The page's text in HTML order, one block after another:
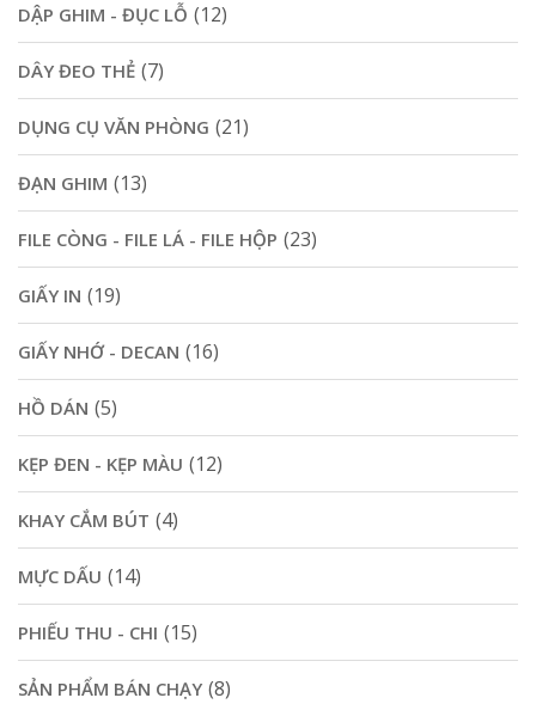
DẬP GHIM - ĐỤC LỖ (12)
DÂY ĐEO THẺ (7)
DỤNG CỤ VĂN PHÒNG (21)
ĐẠN GHIM (13)
FILE CÒNG - FILE LÁ - FILE HỘP (23)
GIẤY IN (19)
GIẤY NHỚ - DECAN (16)
HỒ DÁN (5)
KẸP ĐEN - KẸP MÀU (12)
KHAY CẮM BÚT (4)
MỰC DẤU (14)
PHIẾU THU - CHI (15)
SẢN PHẨM BÁN CHẠY (8)